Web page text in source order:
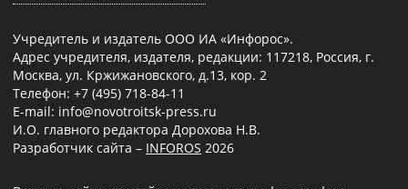
Учредитель и издатель ООО ИА «Инфорос».
Адрес учредителя, издателя, редакции: 117218, Россия, г.
Москва, ул. Кржижановского, д.13, кор. 2
Телефон: +7 (495) 718-84-11
E-mail: info@novotroitsk-press.ru
И.О. главного редактора Дорохова Н.В.
Разработчик сайта – INFOROS 2026